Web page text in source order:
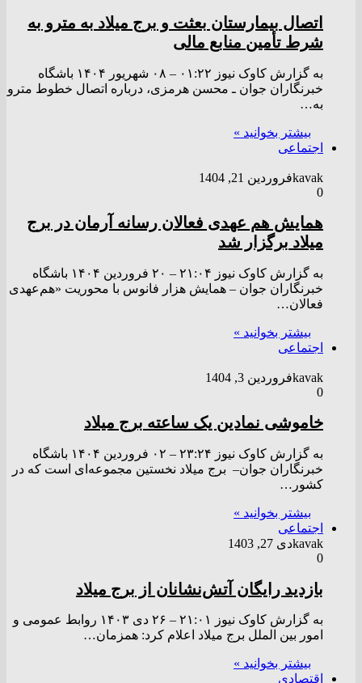
اتصال بیمارستان بعثت و برج میلاد به مترو به
شرط تأمین منابع مالی
به گزارش کاوک نیوز ۰۱:۲۲ – ۰۸ شهريور ۱۴۰۴ باشگاه
خبرنگاران جوان ـ محسن هرمزی، درباره اتصال خطوط مترو
به…
بیشتر بخوانید »
اجتماعی
kavakفروردین 21, 1404
0
همایش هم عهدی فعالان رسانه آرمان در برج
میلاد برگزار شد
به گزارش کاوک نیوز ۲۱:۰۴ – ۲۰ فروردين ۱۴۰۴ باشگاه
خبرنگاران جوان – همایش هزار فانوس با محوریت «هم‌عهدی
فعالان…
بیشتر بخوانید »
اجتماعی
kavakفروردین 3, 1404
0
خاموشی نمادین یک ساعته برج میلاد
به گزارش کاوک نیوز ۲۳:۲۴ – ۰۲ فروردين ۱۴۰۴ باشگاه
خبرنگاران جوان– برج میلاد نخستین مجموعه‌ای است که در
کشور…
بیشتر بخوانید »
اجتماعی
kavakدی 27, 1403
0
بازدید رایگان آتش‌نشانان از برج میلاد
به گزارش کاوک نیوز ۲۱:۰۱ – ۲۶ دی ۱۴۰۳ روابط عمومی و
امور بین الملل برج میلاد اعلام کرد: همزمان…
بیشتر بخوانید »
اقتصادی